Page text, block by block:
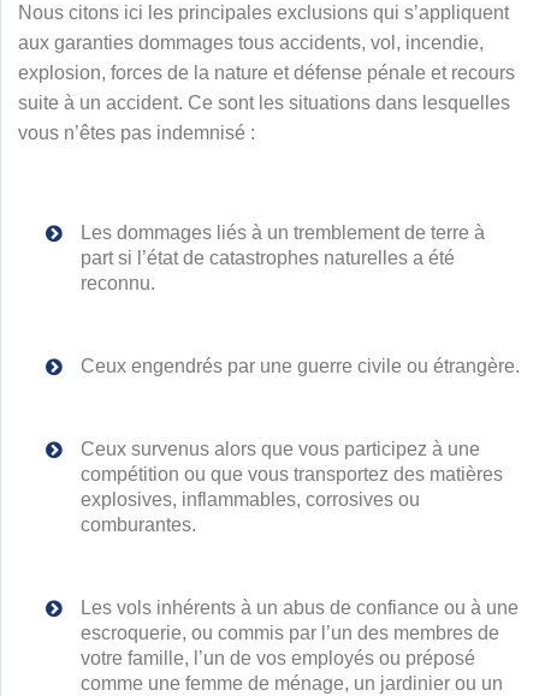
Nous citons ici les principales exclusions qui s’appliquent
aux garanties dommages tous accidents, vol, incendie,
explosion, forces de la nature et défense pénale et recours
suite à un accident. Ce sont les situations dans lesquelles
vous n’êtes pas indemnisé :
Les dommages liés à un tremblement de terre à
part si l’état de catastrophes naturelles a été
reconnu.
Ceux engendrés par une guerre civile ou étrangère.
Ceux survenus alors que vous participez à une
compétition ou que vous transportez des matières
explosives, inflammables, corrosives ou
comburantes.
Les vols inhérents à un abus de confiance ou à une
escroquerie, ou commis par l’un des membres de
votre famille, l’un de vos employés ou préposé
comme une femme de ménage, un jardinier ou un